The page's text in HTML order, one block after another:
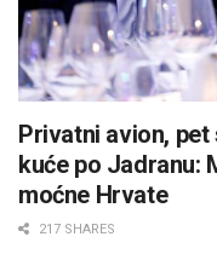
Privatni avion,
kuće po Jadranu:
moćne Hrvate
217 SHARES